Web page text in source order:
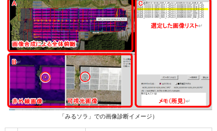
「みるソラ」での画像診断イメージ）